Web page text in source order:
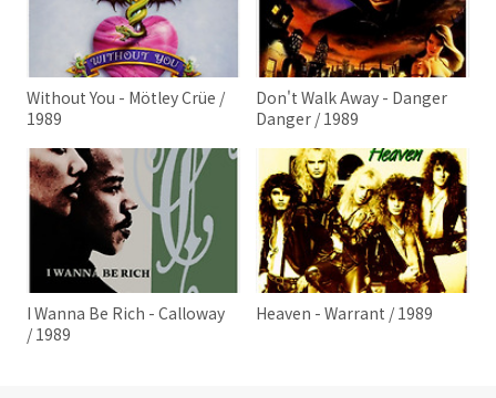
Without You - Mötley Crüe /
1989
Don't Walk Away - Danger
Danger / 1989
I Wanna Be Rich - Calloway
/ 1989
Heaven - Warrant / 1989